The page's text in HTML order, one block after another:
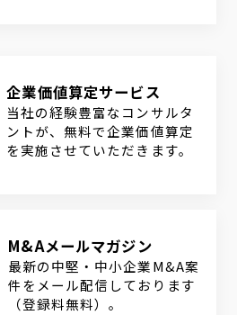
企業価値算定サービス
当社の経験豊富なコンサルタ
ントが、無料で企業価値算定
を実施させていただきます。
M&Aメールマガジン
最新の中堅・中小企業M&A案
件をメール配信しております
（登録料無料）。